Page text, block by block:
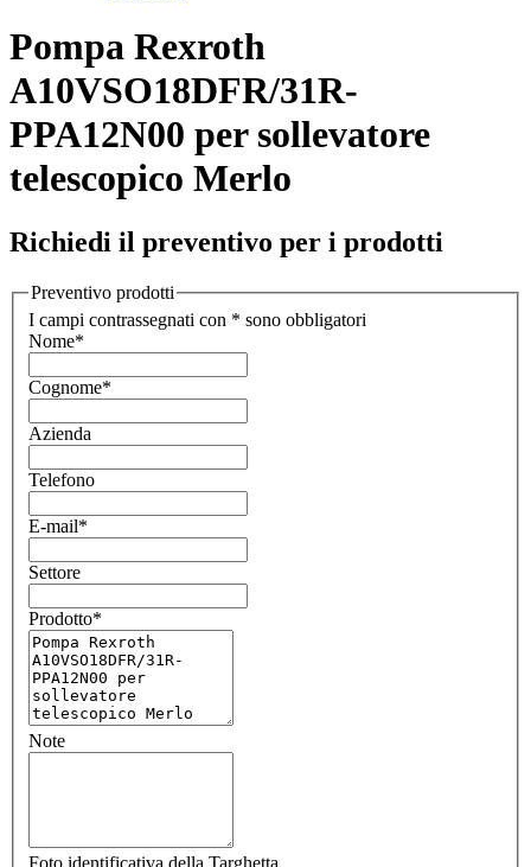
Pompa Rexroth
A10VSO18DFR/31R-
PPA12N00 per sollevatore
telescopico Merlo
Richiedi il preventivo per i prodotti
Preventivo prodotti
I campi contrassegnati con * sono obbligatori
Nome*
Cognome*
Azienda
Telefono
E-mail*
Settore
Prodotto*
Note